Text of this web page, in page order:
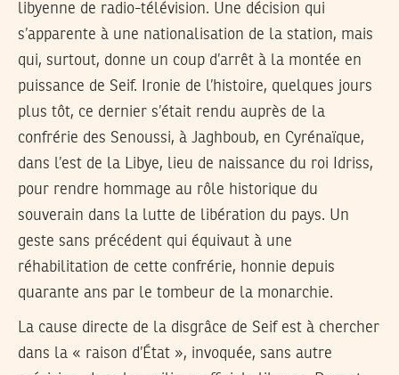
libyenne de radio-télévision. Une décision qui
s’apparente à une nationalisation de la station, mais
qui, surtout, donne un coup d’arrêt à la montée en
puissance de Seif. Ironie de l’histoire, quelques jours
plus tôt, ce dernier s’était rendu auprès de la
confrérie des Senoussi, à Jaghboub, en Cyrénaïque,
dans l’est de la Libye, lieu de naissance du roi Idriss,
pour rendre hommage au rôle historique du
souverain dans la lutte de libération du pays. Un
geste sans précédent qui équivaut à une
réhabilitation de cette confrérie, honnie depuis
quarante ans par le tombeur de la monarchie.
La cause directe de la disgrâce de Seif est à chercher
dans la « raison d’État », invoquée, sans autre